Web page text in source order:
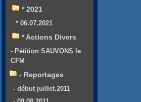
* 2021
* 06.07.2021
* Actions Divers
- Pétition SAUVONS le
CFM
- Reportages
- début juillet.2011